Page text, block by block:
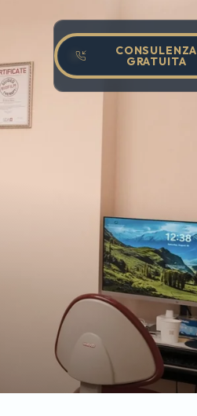
CONSULENZA
GRATUITA